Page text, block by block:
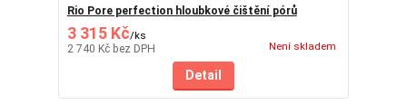
Rio Pore perfection hloubkové čištění pórů
3 315 Kč/ks
2 740 Kč bez DPH Není skladem
Detail